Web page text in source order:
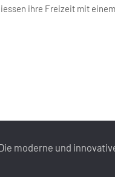
ihre Freizeit mit
moderne und